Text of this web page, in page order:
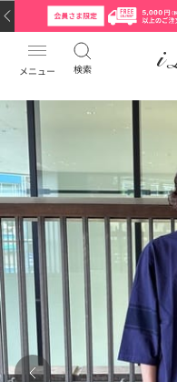
メニュー 検索